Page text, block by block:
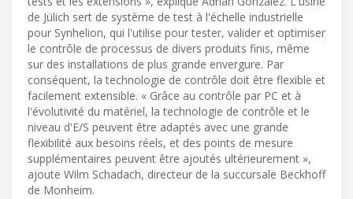
de Jülich sert de système de test à l'échelle industrielle
pour Synhelion, qui l'utilise pour tester, valider et optimiser
le contrôle de processus de divers produits finis, même
sur des installations de plus grande envergure. Par
conséquent, la technologie de contrôle doit être flexible et
facilement extensible. « Grâce au contrôle par PC et à
l'évolutivité du matériel, la technologie de contrôle et le
niveau d'E/S peuvent être adaptés avec une grande
flexibilité aux besoins réels, et des points de mesure
supplémentaires peuvent être ajoutés ultérieurement »,
ajoute Wilm Schadach, directeur de la succursale Beckhoff
de Monheim.